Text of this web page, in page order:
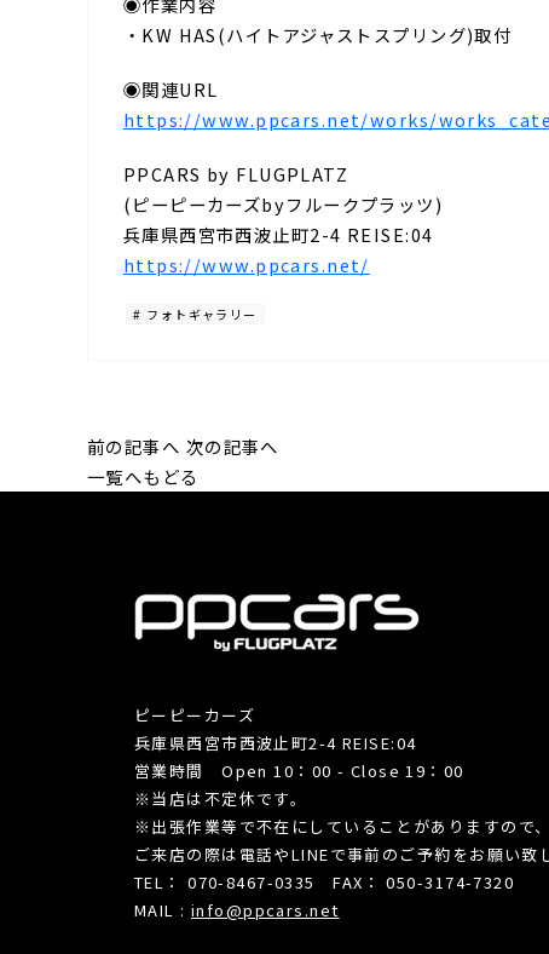
・KW HAS(ハイトアジャストスプリング)取付
◉関連URL
https://www.ppcars.net/works/
PPCARS by FLUGPLATZ
(ピーピーカーズbyフルークプラッツ)
兵庫県西宮市西波止町2-4 REISE:04
https://www.ppcars.net/
# フォトギャラリー
前の記事へ 次の記事へ
一覧へもどる
ピーピーカーズ
兵庫県西宮市西波止町2-4 REISE:04
営業時間 Open 10：00 - Close 19：00
※当店は不定休です。
※出張作業等で不在にしていることがありますので、
ご来店の際は電話やLINEで事前のご予約をお願い致
TEL： 070-8467-0335 FAX： 050-3174-7320
MAIL : info@ppcars.net